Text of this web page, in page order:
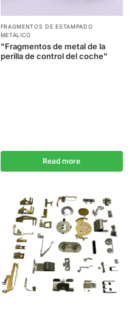
FRAGMENTOS DE ESTAMPADO
METÁLICO
"Fragmentos de metal de la
perilla de control del coche"
Read more